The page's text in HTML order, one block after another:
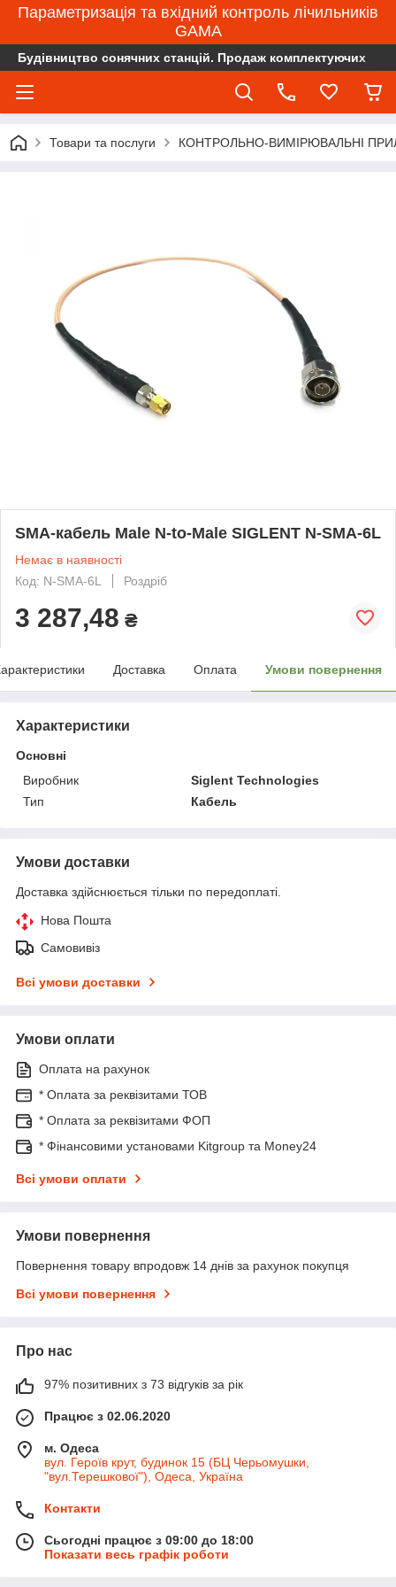
Параметризація та вхідний контроль лічильників
GAMA
Будівництво сонячних станцій. Продаж комплектуючих
Товари та послуги КОНТРОЛЬНО-ВИМІРЮВАЛЬНІ
SMA-кабель Male N-to-Male SIGLENT N-SMA-6L
Немає в наявності
Код: N-SMA-6L
Роздріб
3 287,48 ₴
Доставка Оплата Умови повернення
Характеристики
Основні
Виробник
Siglent Technologies
Тип
Кабель
Умови доставки
Доставка здійснюється тільки по передоплаті.
Нова Пошта
Самовивіз
Всі умови доставки
Умови оплати
Оплата на рахунок
* Оплата за реквізитами ТОВ
* Оплата за реквізитами ФОП
* Фінансовими установами Kitgroup та Money24
Всі умови оплати
Умови повернення
Повернення товару впродовж 14 днів за рахунок покупця
Всі умови повернення
Про нас
97% позитивних з 73 відгуків за рік
Працює з 02.06.2020
м. Одеса
вул. Героїв крут, будинок 15 (БЦ Черьомушки,
"вул.Терешкової"), Одеса, Україна
Контакти
Сьогодні працює з 09:00 до 18:00
Показати весь графік роботи